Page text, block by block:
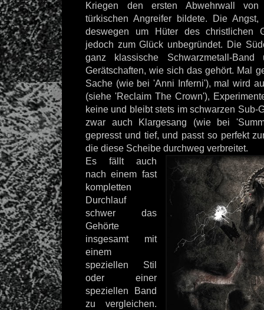
Kriegen den ersten Abwehrwall
türkischen Angreifer bildete. Die
deswegen um Hüter des christlichen
jedoch zum Glück unbegründet. Die
ganz klassische Schwarzmetall-
Gerätschaften, wie sich das gehört. Mal
Sache (wie bei 'Anni Inferni'), mal wird
(siehe 'Reclaim The Crown'),
keine und bleibt stets im schwarzen Sub-
zwar auch Klargesang (wie bei
gepresst und tief, und passt so perfekt
die diese Scheibe durchweg verbreitet.
Es fällt auch
nach einem fast
kompletten
Durchlauf
schwer das
Gehörte
insgesamt mit
einem
speziellen Stil
oder einer
speziellen Band
zu vergleichen.